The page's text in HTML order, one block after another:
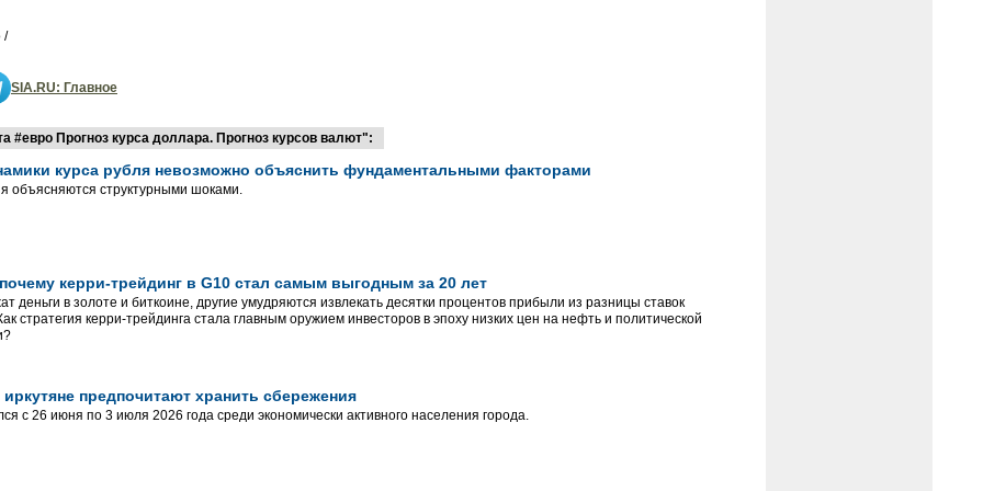
/
SIA.RU: Главное
Прогноз курса доллара. Прогноз курсов валют":
курса рубля невозможно объяснить фундаментальными факторами
объясняются структурными шоками.
керри-трейдинг в G10 стал самым выгодным за 20 лет
деньги в золоте и биткоине, другие умудряются извлекать десятки процентов прибыли из разницы ставок
стратегия керри-трейдинга стала главным оружием инвесторов в эпоху низких цен на нефть и политической
предпочитают хранить сбережения
с 26 июня по 3 июля 2026 года среди экономически активного населения города.